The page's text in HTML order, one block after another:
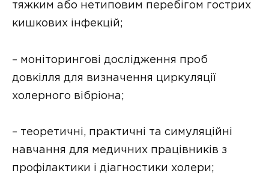
тяжким або нетиповим перебігом гострих
кишкових інфекцій;
– моніторингові дослідження проб
довкілля для визначення циркуляції
холерного вібріона;
– теоретичні, практичні та симуляційні
навчання для медичних працівників з
профілактики і діагностики холери;